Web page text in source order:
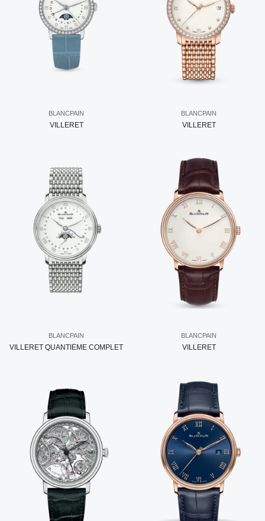
BLANCPAIN
VILLERET
BLANCPAIN
VILLERET
BLANCPAIN
VILLERET QUANTIÈME COMPLET
BLANCPAIN
VILLERET